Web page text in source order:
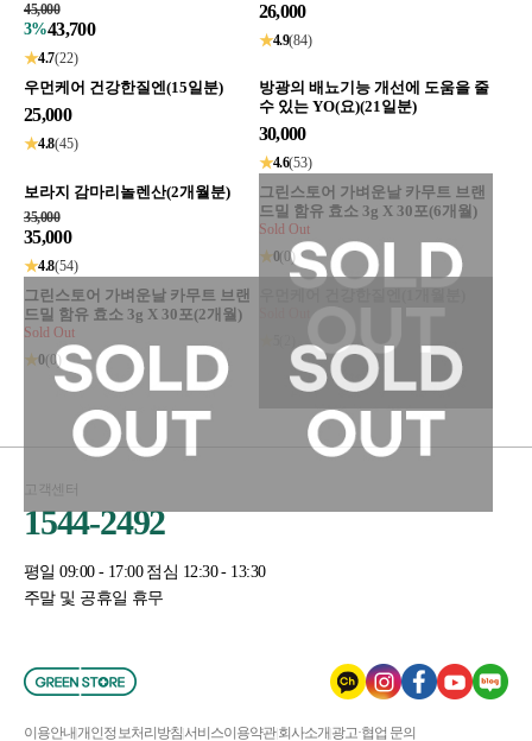
45,000
3%43,700
★4.7(22)
26,000
★4.9(84)
우먼케어 건강한질엔(15일분)
25,000
★4.8(45)
방광의 배뇨기능 개선에 도움을 줄
수 있는 YO(요)(21일분)
30,000
★4.6(53)
보라지 감마리놀렌산(2개월분)
35,000
35,000
★4.8(54)
그린스토어 가벼운날 카무트 브랜
드밀 함유 효소 3g X 30포(6개월)
Sold Out
★0(0)
그린스토어 가벼운날 카무트 브랜
드밀 함유 효소 3g X 30포(2개월)
Sold Out
★0(0)
고객센터
1544-2492
평일 09:00 - 17:00 점심 12:30 - 13:30
주말 및 공휴일 휴무
이용안내개인정보처리방침 서비스이용약관회사소개 광고·협업 문의